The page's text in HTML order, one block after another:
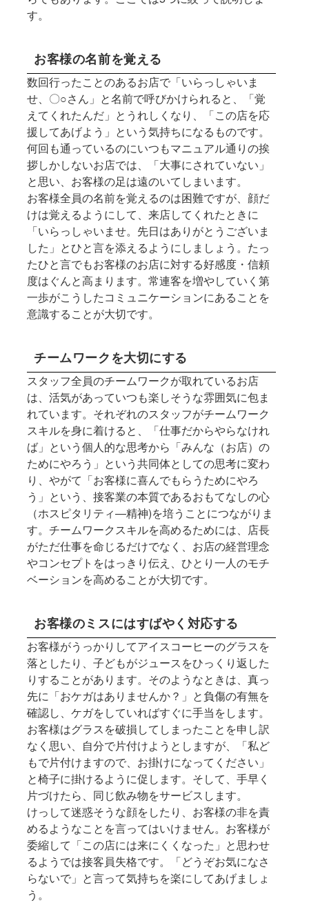
す。
お客様の名前を覚える
数回行ったことのあるお店で「いらっしゃいま
せ、〇○さん」と名前で呼びかけられると、「覚
えてくれたんだ」とうれしくなり、「この店を応
援してあげよう」という気持ちになるものです。
何回も通っているのにいつもマニュアル通りの挨
拶しかしないお店では、「大事にされていない」
と思い、お客様の足は遠のいてしまいます。
お客様全員の名前を覚えるのは困難ですが、顔だ
けは覚えるようにして、来店してくれたときに
「いらっしゃいませ。先日はありがとうございま
した」とひと言を添えるようにしましょう。たっ
たひと言でもお客様のお店に対する好感度・信頼
度はぐんと高まります。常連客を増やしていく第
一歩がこうしたコミュニケーションにあることを
意識することが大切です。
チームワークを大切にする
スタッフ全員のチームワークが取れているお店
は、活気があっていつも楽しそうな雰囲気に包ま
れています。それぞれのスタッフがチームワーク
スキルを身に着けると、「仕事だからやらなけれ
ば」という個人的な思考から「みんな（お店）の
ためにやろう」という共同体としての思考に変わ
り、やがて「お客様に喜んでもらうためにやろ
う」という、接客業の本質であるおもてなしの心
（ホスピタリティ―精神)を培うことにつながりま
す。チームワークスキルを高めるためには、店長
がただ仕事を命じるだけでなく、お店の経営理念
やコンセプトをはっきり伝え、ひとり一人のモチ
ベーションを高めることが大切です。
お客様のミスにはすばやく対応する
お客様がうっかりしてアイスコーヒーのグラスを
落としたり、子どもがジュースをひっくり返した
りすることがあります。そのようなときは、真っ
先に「おケガはありませんか？」と負傷の有無を
確認し、ケガをしていればすぐに手当をします。
お客様はグラスを破損してしまったことを申し訳
なく思い、自分で片付けようとしますが、「私ど
もで片付けますので、お掛けになってください」
と椅子に掛けるように促します。そして、手早く
片づけたら、同じ飲み物をサービスします。
けっして迷惑そうな顔をしたり、お客様の非を責
めるようなことを言ってはいけません。お客様が
委縮して「この店には来にくくなった」と思わせ
るようでは接客員失格です。「どうぞお気になさ
らないで」と言って気持ちを楽にしてあげましょ
う。